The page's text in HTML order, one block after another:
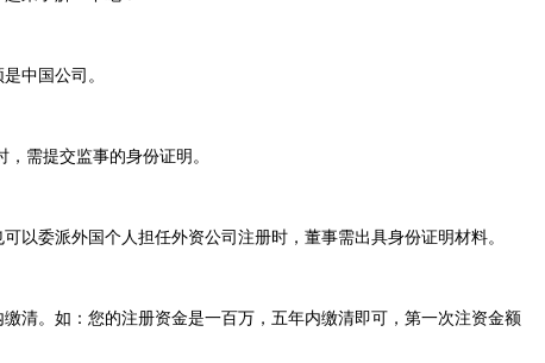
中国公司。
需提交监事的身份证明。
委派外国个人担任外资公司注册时，董事需出具身份证明材料。
。如：您的注册资金是一百万，五年内缴清即可，第一次注资金额